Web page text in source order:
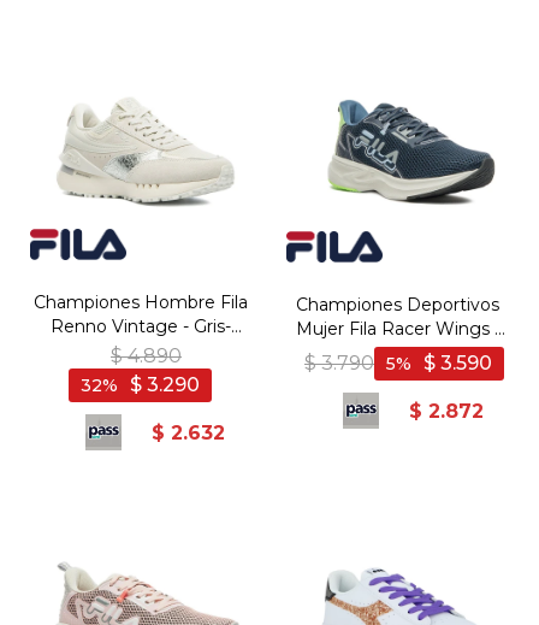
Championes Hombre Fila
Renno Vintage - Gris-
Plata
$ 4.890
$ 3.290
32
$ 2.632
Championes Deportivos
Mujer Fila Racer Wings -
Marino-Verde Claro
$ 3.790 $ 3.590
5
$ 2.872